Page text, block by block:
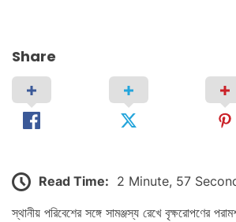
Share
Read Time: 2 Minute, 57
স্থানীয় পরিবেশের সঙ্গে সামঞ্জস্য রেখে বৃক্ষরোপণের